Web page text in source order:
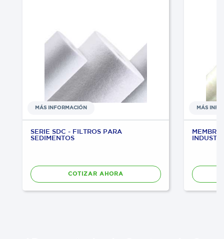
MÁS INFORMACIÓN
SERIE SDC - FILTROS PARA
SEDIMENTOS
COTIZAR AHORA
MÁS